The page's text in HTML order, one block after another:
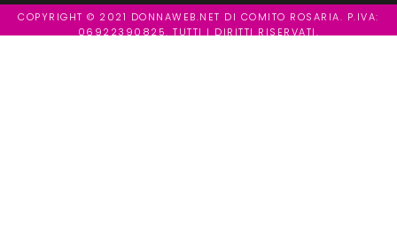
COPYRIGHT © 2021 DONNAWEB.NET DI COMITO ROSARIA. P.IVA:
06922390825. TUTTI I DIRITTI RISERVATI.